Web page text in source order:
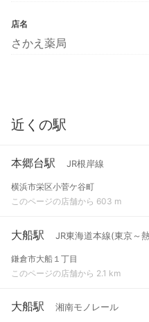
店名
さかえ薬局
近くの駅
本郷台駅 JR根岸線
横浜市栄区小菅ケ谷町
このページの店舗から 603 m
大船駅 JR東海道本線(東京～
鎌倉市大船１丁目
このページの店舗から 2.1 km
大船駅 湘南モノレール